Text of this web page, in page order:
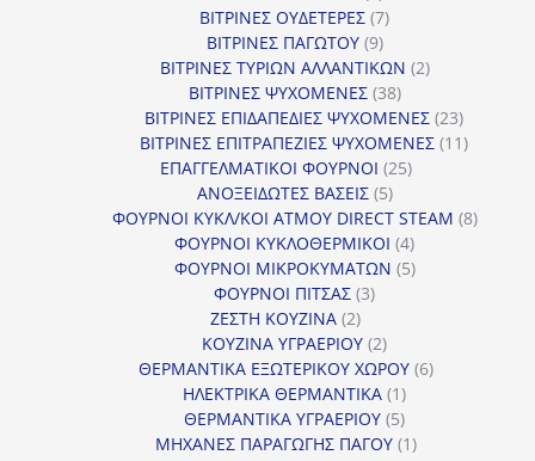
προϊόντα
ΒΙΤΡΙΝΕΣ ΟΥΔΕΤΕΡΕΣ 77
ΒΙΤΡΙΝΕΣ ΠΑΓΩΤΟΥ 99
προϊόντα
ΒΙΤΡΙΝΕΣ ΤΥΡΙΩΝ ΑΛΛΑΝΤΙΚΩΝ 22
ΒΙΤΡΙΝΕΣ ΨΥΧΟΜΕΝΕΣ 3838
προϊόντα
ΒΙΤΡΙΝΕΣ ΕΠΙΔΑΠΕΔΙΕΣ ΨΥΧΟΜΕΝΕΣ 2323
προϊόντα
ΒΙΤΡΙΝΕΣ ΕΠΙΤΡΑΠΕΖΙΕΣ ΨΥΧΟΜΕΝΕΣ 1111
ΕΠΑΓΓΕΛΜΑΤΙΚΟΙ ΦΟΥΡΝΟΙ 2525
ΑΝΟΞΕΙΔΩΤΕΣ ΒΑΣΕΙΣ 55
προϊόντα
ΦΟΥΡΝΟΙ ΚΥΚΛ/ΚΟΙ ΑΤΜΟΥ DIRECT STEAM 88
ΦΟΥΡΝΟΙ ΚΥΚΛΟΘΕΡΜΙΚΟΙ 44
προϊόντα
ΦΟΥΡΝΟΙ ΜΙΚΡΟΚΥΜΑΤΩΝ 55
ΦΟΥΡΝΟΙ ΠΙΤΣΑΣ 33
ΖΕΣΤΗ ΚΟΥΖΙΝΑ 22
προϊόντα
ΚΟΥΖΙΝΑ ΥΓΡΑΕΡΙΟΥ 22
προϊόντα
ΘΕΡΜΑΝΤΙΚΑ ΕΞΩΤΕΡΙΚΟΥ ΧΩΡΟΥ 66
ΗΛΕΚΤΡΙΚΑ ΘΕΡΜΑΝΤΙΚΑ 11
προϊόν
ΘΕΡΜΑΝΤΙΚΑ ΥΓΡΑΕΡΙΟΥ 55
προϊόντα
ΜΗΧΑΝΕΣ ΠΑΡΑΓΩΓΗΣ ΠΑΓΟΥ 11